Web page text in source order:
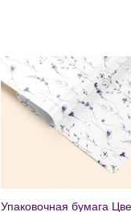
Упаковочная бумага